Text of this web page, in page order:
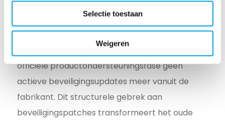
Selectie toestaan
Weigeren
beveiligingslekken als
schadepost
Niet-ondersteunde software ontvangt na de
officiële productondersteuningsfase geen
actieve beveiligingsupdates meer vanuit de
fabrikant. Dit structurele gebrek aan
beveiligingspatches transformeert het oude